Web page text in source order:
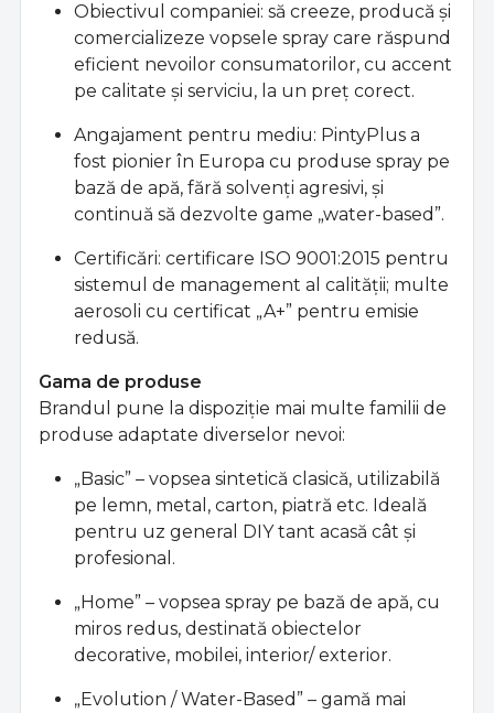
Obiectivul companiei: să creeze, producă şi
comercializeze vopsele spray care răspund
eficient nevoilor consumatorilor, cu accent
pe calitate şi serviciu, la un preţ corect.
Angajament pentru mediu: PintyPlus a
fost pionier în Europa cu produse spray pe
bază de apă, fără solvenţi agresivi, şi
continuă să dezvolte game „water-based”.
Certificări: certificare ISO 9001:2015 pentru
sistemul de management al calităţii; multe
aerosoli cu certificat „A+” pentru emisie
redusă.
Gama de produse
Brandul pune la dispoziţie mai multe familii de
produse adaptate diverselor nevoi:
„Basic” – vopsea sintetică clasică, utilizabilă
pe lemn, metal, carton, piatră etc. Ideală
pentru uz general DIY tant acasă cât şi
profesional.
„Home” – vopsea spray pe bază de apă, cu
miros redus, destinată obiectelor
decorative, mobilei, interior/ exterior.
„Evolution / Water-Based” – gamă mai